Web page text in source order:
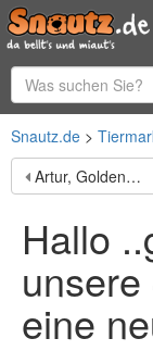
Snautz.de
Artur, Golden Retriever
Hallo
eine